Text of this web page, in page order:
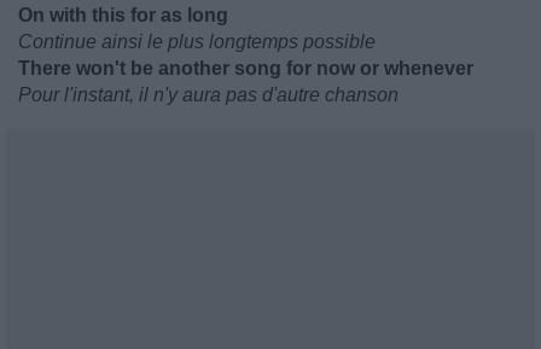
On with this for as long
Continue ainsi le plus longtemps possible
There won't be another song for now or whenever
Pour l'instant, il n'y aura pas d'autre chanson